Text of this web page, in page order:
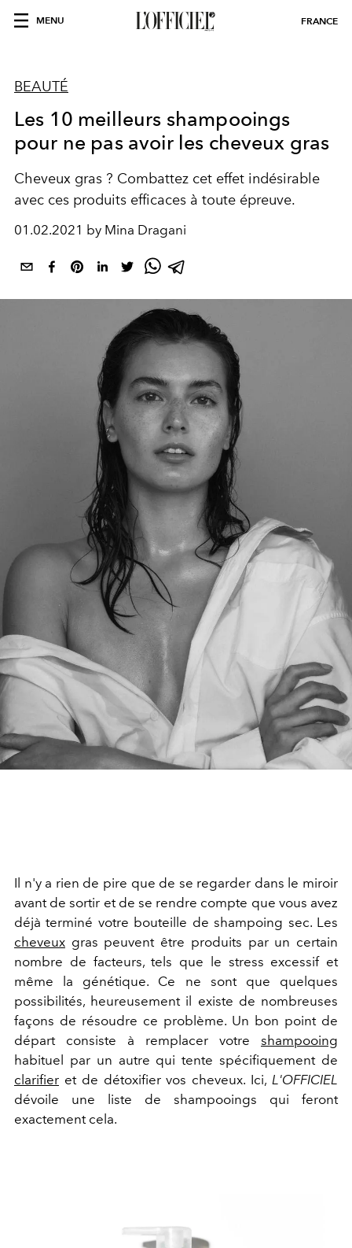
MENU FRANCE
BEAUTÉ
Les 10 meilleurs shampooings
pour ne pas avoir les cheveux gras
Cheveux gras ? Combattez cet effet indésirable
avec ces produits efficaces à toute épreuve.
01.02.2021 by Mina Dragani
Il n'y a rien de pire que de se regarder dans le miroir
avant de sortir et de se rendre compte que vous avez
déjà terminé votre bouteille de shampoing sec. Les
cheveux gras peuvent être produits par un certain
nombre de facteurs, tels que le stress excessif et
même la génétique. Ce ne sont que quelques
possibilités, heureusement il existe de nombreuses
façons de résoudre ce problème. Un bon point de
départ consiste à remplacer votre shampooing
habituel par un autre qui tente spécifiquement de
clarifier et de détoxifier vos cheveux. Ici, L'OFFICIEL
dévoile une liste de shampooings qui feront
exactement cela.